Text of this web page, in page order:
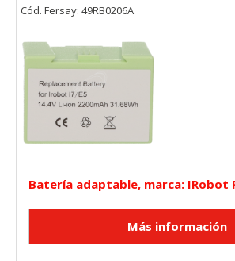
Batería adaptable, marca: IRobot
Cód. Fersay: 49RB0206A